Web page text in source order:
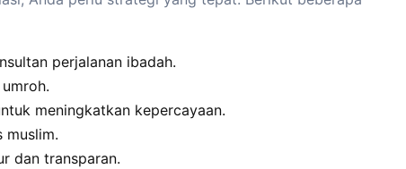
perjalanan ibadah.
meningkatkan kepercayaan.
muslim.
dan transparan.